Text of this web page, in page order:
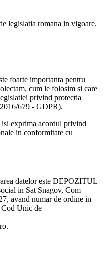
legislatia romana in vigoare.
foarte importanta pentru
cum le folosim si care
privind protectia
679 - GDPR).
exprima acordul privind
in conformitate cu
datelor este DEPOZITUL
in Sat Snagov, Com
avand numar de ordine in
Cod Unic de